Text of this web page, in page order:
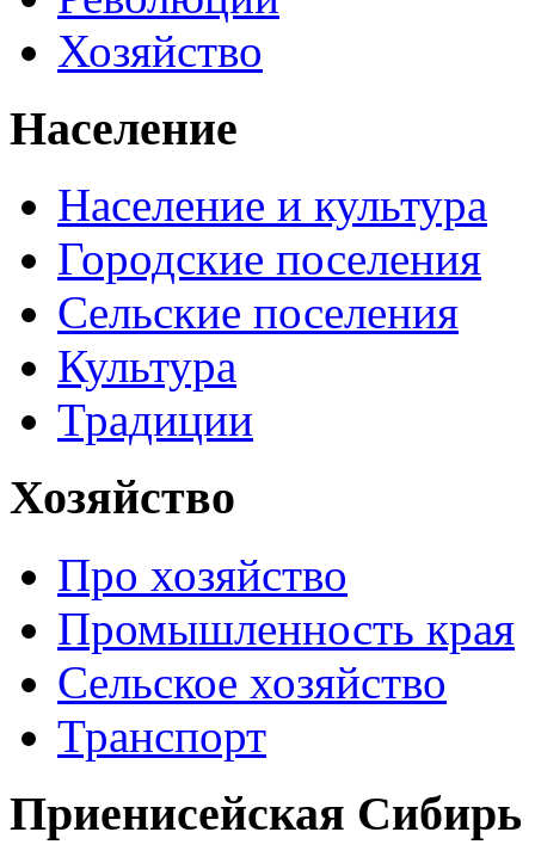
Хозяйство
Население
Население и культура
Городские поселения
Сельские поселения
Культура
Традиции
Хозяйство
Про хозяйство
Промышленность края
Сельское хозяйство
Транспорт
Приенисейская Сибирь